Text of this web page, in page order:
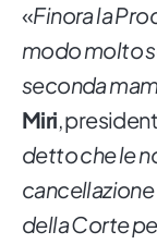
«Finora la
modo molto
seconda
Miri,
detto che le
della Corte